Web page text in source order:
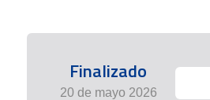
Finalizado
20 de mayo 2026